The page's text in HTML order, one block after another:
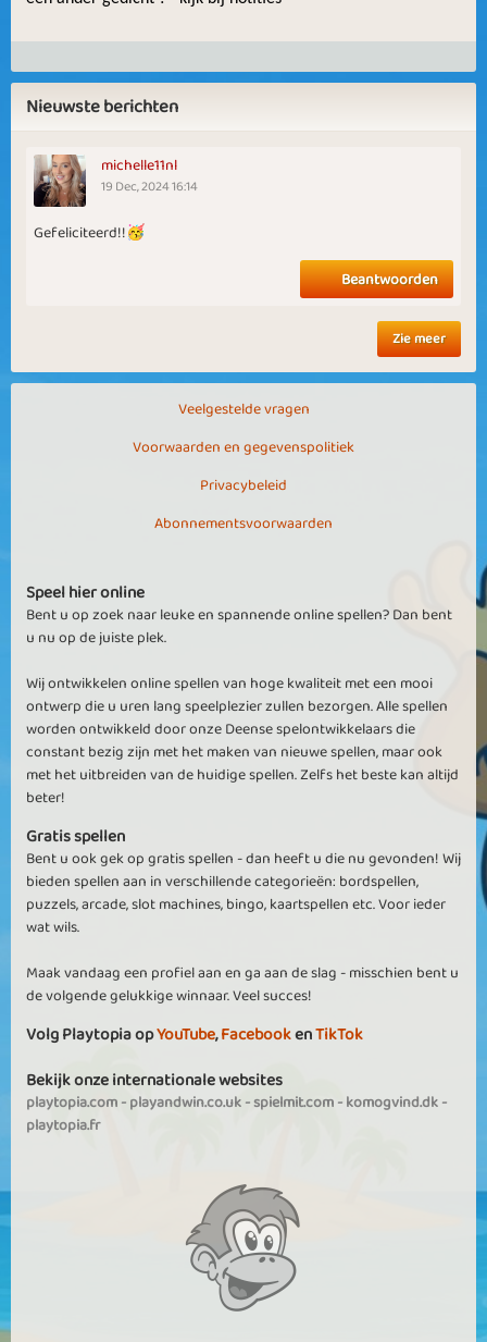
Nieuwste berichten
michelle11nl
19 Dec, 2024 16:14
Gefeliciteerd!!🥳
Beantwoorden
Zie meer
Veelgestelde vragen
Voorwaarden en gegevenspolitiek
Privacybeleid
Abonnementsvoorwaarden
Speel hier online
Bent u op zoek naar leuke en spannende online spellen? Dan bent
u nu op de juiste plek.
Wij ontwikkelen online spellen van hoge kwaliteit met een mooi
ontwerp die u uren lang speelplezier zullen bezorgen. Alle spellen
worden ontwikkeld door onze Deense spelontwikkelaars die
constant bezig zijn met het maken van nieuwe spellen, maar ook
met het uitbreiden van de huidige spellen. Zelfs het beste kan altijd
beter!
Gratis spellen
Bent u ook gek op gratis spellen - dan heeft u die nu gevonden! Wij
bieden spellen aan in verschillende categorieën: bordspellen,
puzzels, arcade, slot machines, bingo, kaartspellen etc. Voor ieder
wat wils.
Maak vandaag een profiel aan en ga aan de slag - misschien bent u
de volgende gelukkige winnaar. Veel succes!
Volg Playtopia opYouTube,FacebookenTikTok
Bekijk onze internationale websites
playtopia.com-playandwin.co.uk-spielmit.com-komogvind.dk-
playtopia.fr